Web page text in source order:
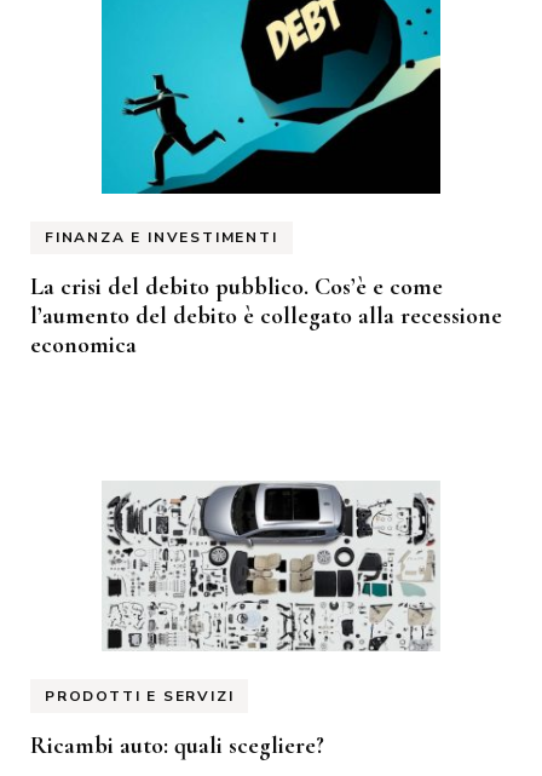
FINANZA E INVESTIMENTI
La crisi del debito pubblico. Cos’è e come
l’aumento del debito è collegato alla recessione
economica
PRODOTTI E SERVIZI
Ricambi auto: quali scegliere?